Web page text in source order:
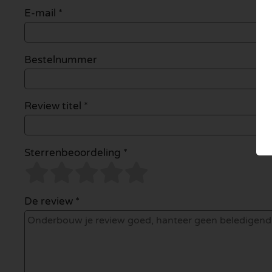
E-mail *
Bestelnummer
Review titel *
Sterrenbeoordeling *
De review *